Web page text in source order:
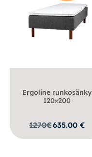
Ergoline runkosänky
120×200
1270€635.00€